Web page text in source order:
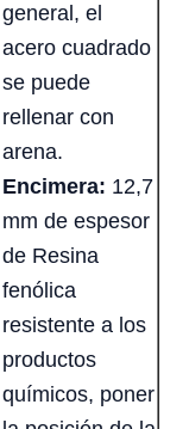
general, el
acero cuadrado
se puede
rellenar con
arena.
Encimera: 12,7
mm de espesor
de Resina
fenólica
resistente a los
productos
químicos, poner